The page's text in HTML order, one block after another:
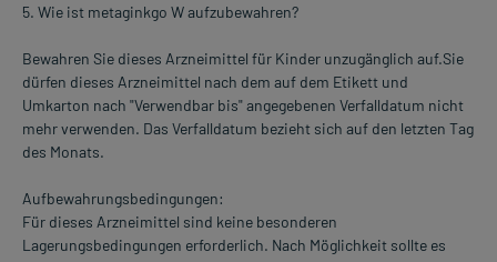
5. Wie ist metaginkgo W aufzubewahren?
Bewahren Sie dieses Arzneimittel für Kinder unzugänglich auf.Sie
dürfen dieses Arzneimittel nach dem auf dem Etikett und
Umkarton nach "Verwendbar bis" angegebenen Verfalldatum nicht
mehr verwenden. Das Verfalldatum bezieht sich auf den letzten Tag
des Monats.
Aufbewahrungsbedingungen:
Für dieses Arzneimittel sind keine besonderen
Lagerungsbedingungen erforderlich. Nach Möglichkeit sollte es